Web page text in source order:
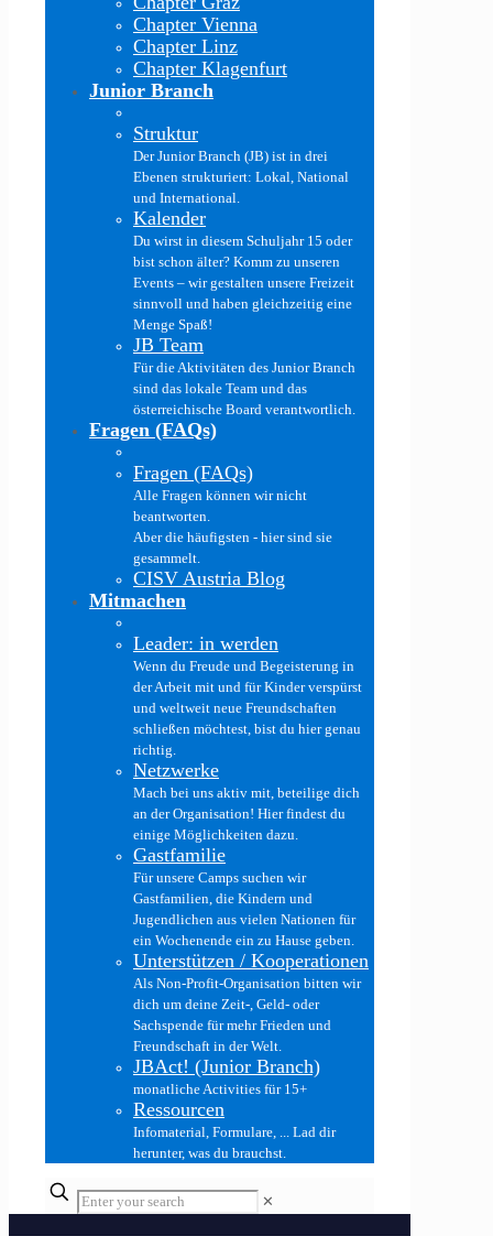
Chapter Vienna
Chapter Linz
Chapter Klagenfurt
Junior Branch
Struktur
Der Junior Branch (JB) ist in drei
Ebenen strukturiert: Lokal, National
und International.
Kalender
Du wirst in diesem Schuljahr 15 oder
bist schon älter? Komm zu unseren
Events – wir gestalten unsere Freizeit
sinnvoll und haben gleichzeitig eine
Menge Spaß!
JB Team
Für die Aktivitäten des Junior Branch
sind das lokale Team und das
österreichische Board verantwortlich.
Fragen (FAQs)
Fragen (FAQs)
Alle Fragen können wir nicht
beantworten.
Aber die häufigsten - hier sind sie
gesammelt.
CISV Austria Blog
Mitmachen
Leader: in werden
Wenn du Freude und Begeisterung in
der Arbeit mit und für Kinder verspürst
und weltweit neue Freundschaften
schließen möchtest, bist du hier genau
richtig.
Netzwerke
Mach bei uns aktiv mit, beteilige dich
an der Organisation! Hier findest du
einige Möglichkeiten dazu.
Gastfamilie
Für unsere Camps suchen wir
Gastfamilien, die Kindern und
Jugendlichen aus vielen Nationen für
ein Wochenende ein zu Hause geben.
Unterstützen / Kooperationen
Als Non-Profit-Organisation bitten wir
dich um deine Zeit-, Geld- oder
Sachspende für mehr Frieden und
Freundschaft in der Welt.
JBAct! (Junior Branch)
monatliche Activities für 15+
Ressourcen
Infomaterial, Formulare, ... Lad dir
herunter, was du brauchst.
✕